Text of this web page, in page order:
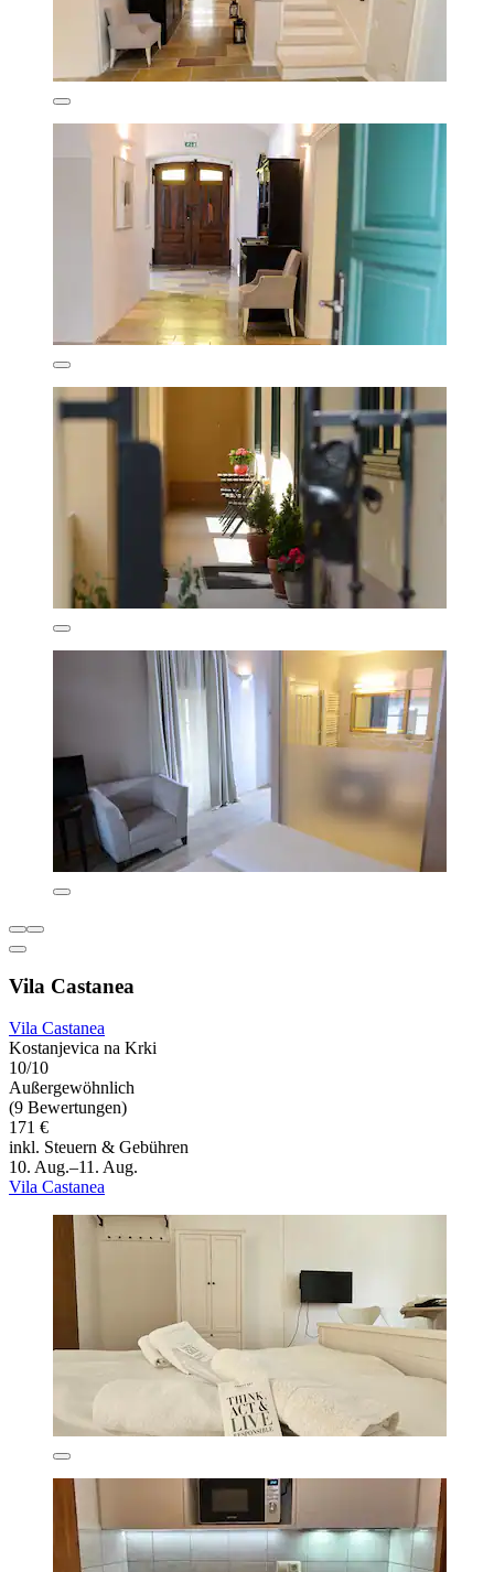
Vila Castanea
Vila Castanea
Kostanjevica na Krki
10/10
Außergewöhnlich
(9 Bewertungen)
171 €
inkl. Steuern & Gebühren
10. Aug.–11. Aug.
Vila Castanea